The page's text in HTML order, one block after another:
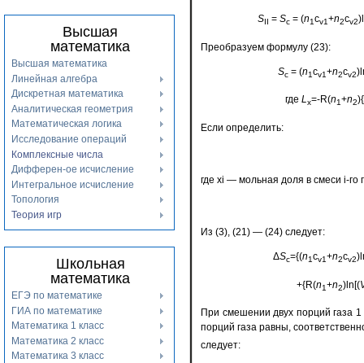
Высшая
математика
Высшая математика
Линейная алгебра
Дискретная математика
Аналитическая геометрия
Математическая логика
Исследование операций
Комплексные числа
Дифферен-ое исчисление
Интегральное исчисление
Топология
Теория игр
Школьная
математика
ЕГЭ по математике
ГИА по математике
Математика 1 класс
Математика 2 класс
Математика 3 класс
S = Sс = (n1cv1+n2cv2
Преобразуем формулу (23):
Sс = (n1cv1+n2cv2
где Lх=-R(n1+n2
Если определить:
где xi — мольная доля в смеси i-го
Из (3), (21) — (24) следует:
ΔSс={(n1cv1+n2cv2
+{R(n1+n2)ln[(
При смешении двух порций газа
порций газа равны,
следует: